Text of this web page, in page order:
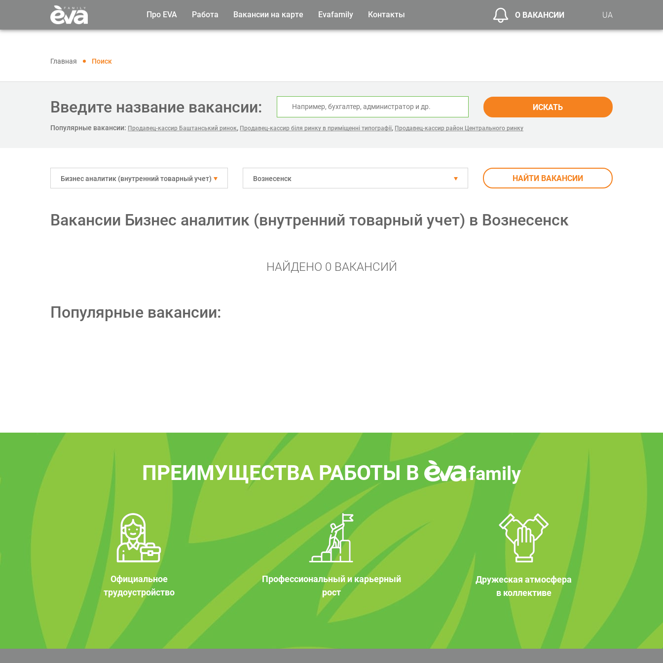
Про EVA Работа Вакансии на карте Evafamily Контакты О ВАКАНСИИ UA
Главная Поиск
Введите название вакансии: ИСКАТЬ
Популярные вакансии: Продавец-кассир Баштанський ринок, Продавец-кассир біля ринку в приміщенні типографії, Продавец-кассир район Центрального ринку
Бизнес аналитик (внутренний товарный учет) Вознесенск НАЙТИ ВАКАНСИИ
Вакансии Бизнес аналитик (внутренний товарный учет) в Вознесенск
НАЙДЕНО 0 ВАКАНСИЙ
Популярные вакансии:
ПРЕИМУЩЕСТВА РАБОТЫ В family
Официальное
трудоустройство
Профессиональный и карьерный
рост
Дружеская атмосфера
в коллективе